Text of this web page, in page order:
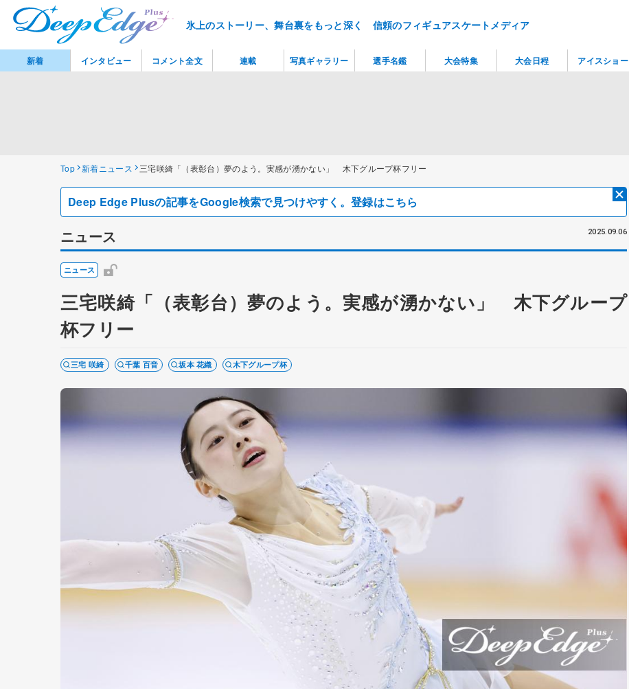
氷上のストーリー、舞台裏をもっと深く 信頼のフィギュアスケートメディア
Top 新着ニュース 三宅咲綺「（表彰台）夢のよう。実感が湧かない」 木下グループ杯フリー
Deep Edge Plusの記事をGoogle検索で見つけやすく。登録はこちら
ニュース 2025.09.06
ニュース
三宅咲綺「（表彰台）夢のよう。実感が湧かない」 木下グループ
杯フリー
三宅 咲綺 千葉 百音 坂本 花織 木下グループ杯
新着 インタビュー コメント全文 連載 写真ギャラリー 選手名鑑 大会特集 大会日程 アイスショー